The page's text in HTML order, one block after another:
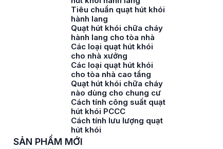
Tiêu chuẩn quạt hút khói
hành lang
Quạt hút khói chữa cháy
hành lang cho tòa nhà
Các loại quạt hút khói
cho nhà xưởng
Các loại quạt hút khói
cho tòa nhà cao tầng
Quạt hút khói chữa cháy
nào dùng cho chung cư
Cách tính công suất quạt
hút khói PCCC
Cách tính lưu lượng quạt
hút khói
SẢN PHẨM MỚI